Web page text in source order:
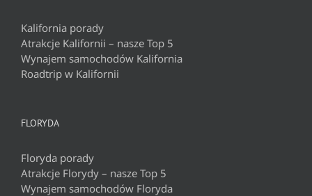
Kalifornia porady
Atrakcje Kalifornii – nasze Top 5
Wynajem samochodów Kalifornia
Roadtrip w Kalifornii
FLORYDA
Floryda porady
Atrakcje Florydy – nasze Top 5
Wynajem samochodów Floryda